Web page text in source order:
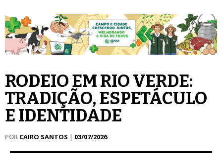
RODEIO EM RIO VERDE:
TRADIÇÃO, ESPETÁCULO
E IDENTIDADE
POR CAIRO SANTOS | 03/07/2026